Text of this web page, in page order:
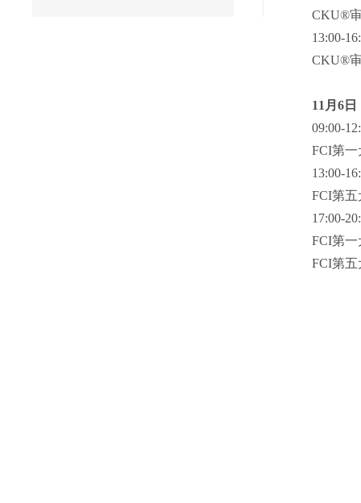
CKU®
13:00-
CKU®
11月6日
09:00-
FCI第
13:00-
FCI第
17:00-
FCI第
FCI第